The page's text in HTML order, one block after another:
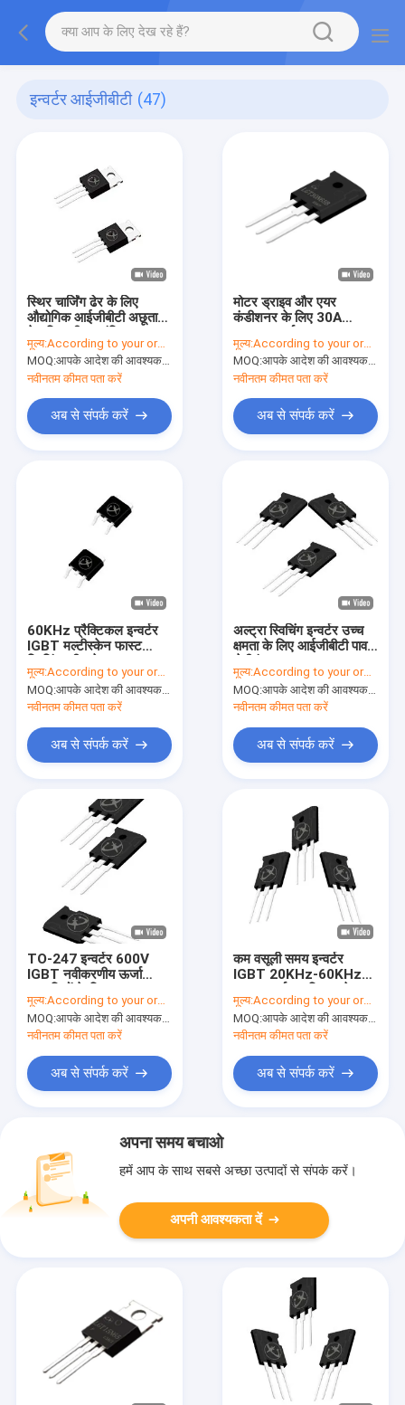
इन्वर्टर आईजीबीटी (47)
स्थिर चार्जिंग ढेर के लिए
औद्योगिक आईजीबीटी अछूता
मूल्य:According to your order requirement
MOQ:आपके आदेश की आवश्यकता के अनुसार
नवीनतम कीमत पता करें
अब से संपर्क करें
मोटर ड्राइव और एयर
कंडीशनर के लिए 30A
247
मूल्य:According to your order requirement
MOQ:आपके आदेश की आवश्यकता के अनुसार
नवीनतम कीमत पता करें
अब से संपर्क करें
60KHz प्रैक्टिकल इन्वर्टर
IGBT मल्टीस्केन फास्ट
मूल्य:According to your order requirement
MOQ:आपके आदेश की आवश्यकता के अनुसार
नवीनतम कीमत पता करें
अब से संपर्क करें
अल्ट्रा स्विचिंग इन्वर्टर उच्च
क्षमता के लिए आईजीबीटी पावर
मूल्य:According to your order requirement
MOQ:आपके आदेश की आवश्यकता के अनुसार
नवीनतम कीमत पता करें
अब से संपर्क करें
TO-247 इन्वर्टर 600V
IGBT नवीकरणीय ऊर्जा
मूल्य:According to your order requirement
MOQ:आपके आदेश की आवश्यकता के अनुसार
नवीनतम कीमत पता करें
अब से संपर्क करें
कम वसूली समय इन्वर्टर
IGBT 20KHz-60KHz
मूल्य:According to your order requirement
MOQ:आपके आदेश की आवश्यकता के अनुसार
नवीनतम कीमत पता करें
अब से संपर्क करें
अपना समय बचाओ
हमें आप के साथ सबसे अच्छा उत्पादों से संपर्क करें।
अपनी आवश्यकता दें